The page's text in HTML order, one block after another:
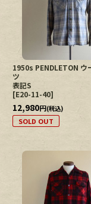
1950s PENDLETON ウ
ツ
表記S
[E20-11-40]
12,980円(税込)
SOLD OUT